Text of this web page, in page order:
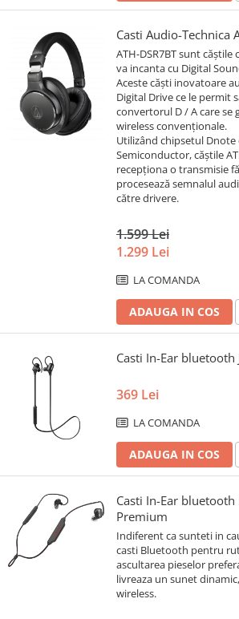
Casti Audio-Technica
ATH-DSR7BT sunt
va incanta cu Digital
Aceste căști inovatoare
Digital Drive ce le permit
convertorul D / A care se
wireless convenționale.
Utilizând chipsetul Dnote
Semiconductor, căștile
recepționa o transmisie
procesează semnalul
către drivere.
1.599 Lei
1.299 Lei
LA COMANDA
ADAUGA IN COS
Casti In-Ear bluetooth
369 Lei
LA COMANDA
ADAUGA IN COS
Casti In-Ear
Premium
Indiferent ca sunteti in
casti Bluetooth pentru
ascultarea pieselor
livreaza un sunet
wireless.